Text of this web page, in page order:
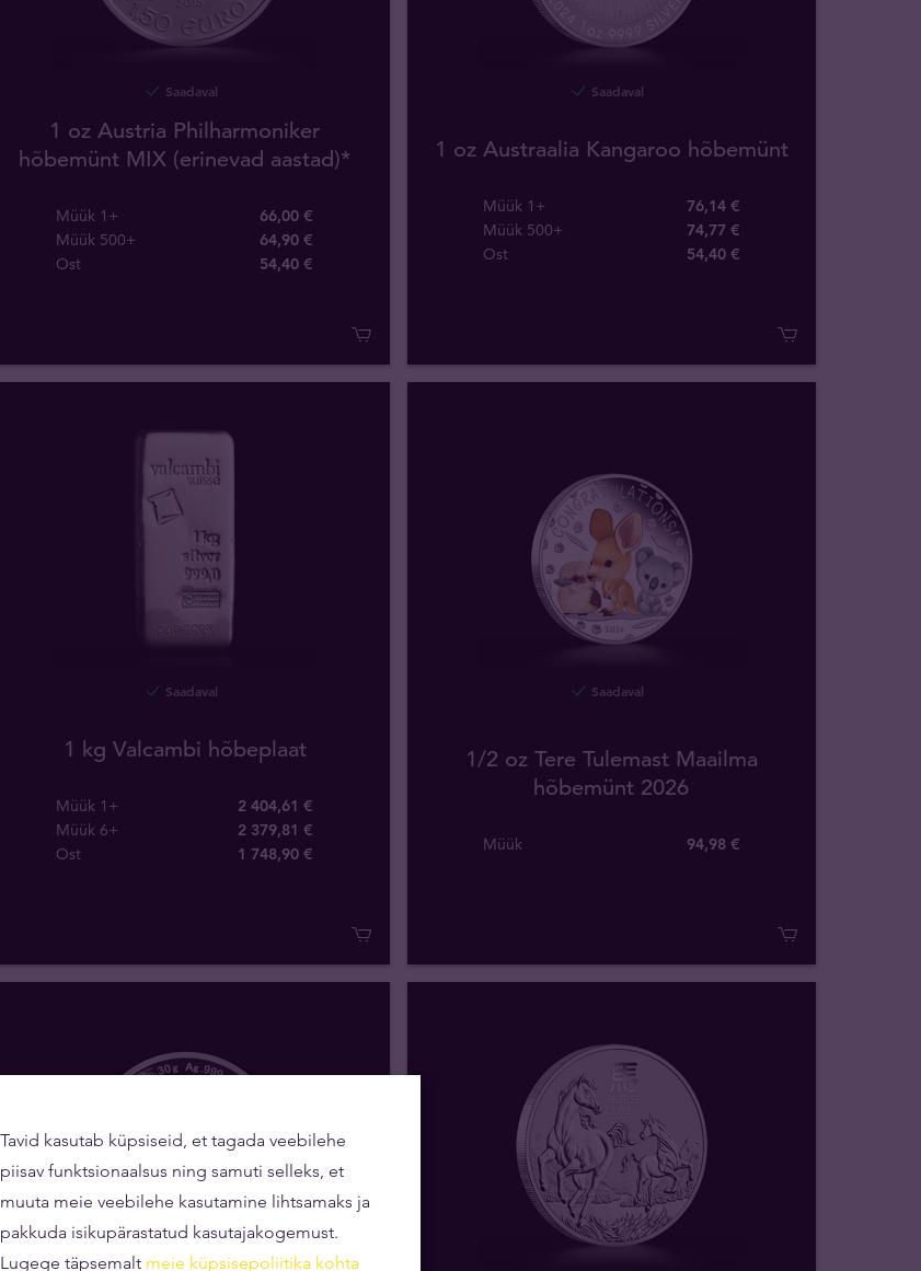
Saadaval
1 oz Austria Philharmoniker
hõbemünt MIX (erinevad aastad)*
Müük 1+
66,00 €
Müük 500+
64,90 €
Ost
54,40 €
Saadaval
1 oz Austraalia Kangaroo hõbemünt
Müük 1+
76,14 €
Müük 500+
74,77 €
Ost
54,40 €
Saadaval
1 kg Valcambi hõbeplaat
Müük 1+
2 404,61 €
Müük 6+
2 379,81 €
Ost
1 748,90 €
Saadaval
1/2 oz Tere Tulemast Maailma
hõbemünt 2026
Müük 94,98 €
Tavid kasutab küpsiseid, et tagada veebilehe
piisav funktsionaalsus ning samuti selleks, et
muuta meie veebilehe kasutamine lihtsamaks ja
pakkuda isikupärastatud kasutajakogemust.
Lugege täpsemalt meie küpsisepoliitika kohta